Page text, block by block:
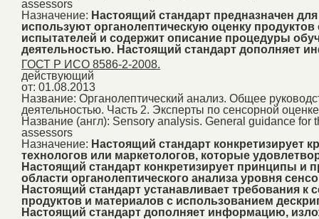
assessors
Назначение: Настоящий стандарт предназначен
используют органолептическую оценку
испытателей и содержит описание процедуры
деятельностью. Настоящий стандарт дополняет
ГОСТ Р ИСО 8586-2-2008.
действующий
от: 01.08.2013
Название: Органолептический анализ. Общее
деятельностью. Часть 2. Эксперты по сенсорной оценке
Название (англ): Sensory analysis. General guidance for
assessors
Назначение: Настоящий стандарт конкретизирует
технологов или маркетологов, которые
Настоящий стандарт конкретизирует принципы и
области органолептического анализа уровня
Настоящий стандарт устанавливает требования
продуктов и материалов с использованием
Настоящий стандарт дополняет информацию,